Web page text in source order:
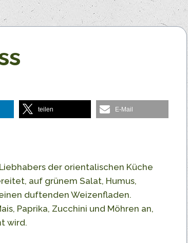
teilen E-Mail
der orientalischen Küche
auf grünem Salat, Humus,
duftenden Weizenfladen.
Paprika, Zucchini und Möhren an,
wird.